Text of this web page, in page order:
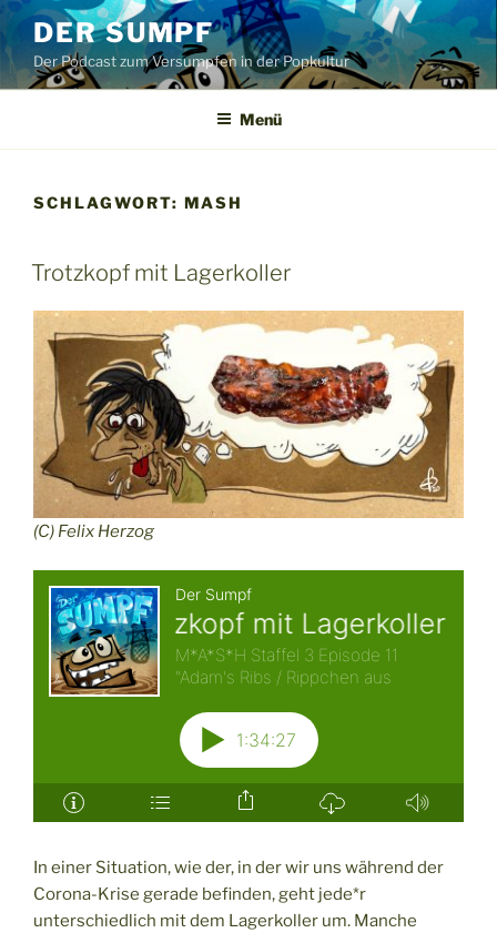
Zum
Inhalt
springen
DER SUMPF
Der Podcast zum Versumpfen in der Popkultur
Menü
SCHLAGWORT: MASH
Trotzkopf mit Lagerkoller
(C) Felix Herzog
In einer Situation, wie der, in der wir uns während der
Corona-Krise gerade befinden, geht jede*r
unterschiedlich mit dem Lagerkoller um. Manche